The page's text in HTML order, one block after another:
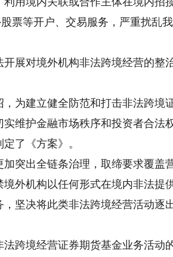
票等开户、交易服务，严重扰乱
展对境外机构非法跨境经营的整
建立健全防范和打击非法跨境
维护金融市场秩序和投资者合法
了《方案》。
出全链条治理，取缔要求覆盖
外机构以任何形式在境内非法提
坚决将此类非法跨境经营活动逐
境经营证券期货基金业务活动